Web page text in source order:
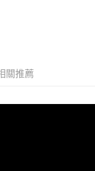
關推薦